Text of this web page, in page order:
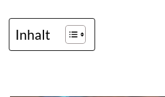
Inhalt